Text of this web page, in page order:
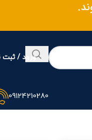
ورود / ثبت
09124210280